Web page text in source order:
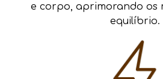
e corpo, aprimorando os
equilíbrio.